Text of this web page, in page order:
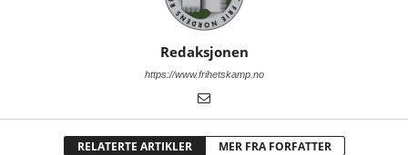
Redaksjonen
https://www.frihetskamp.no
RELATERTE ARTIKLER MER FRA FORFATTER